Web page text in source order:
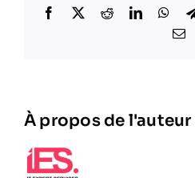
Well-
Facebook
X RedditLinkedIn
À propos de l'auteur